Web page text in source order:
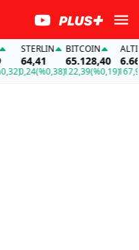
(%0,38)
BITCOIN
65.128,40
122,39(%0,19)
ALTIN
6.660,55
167,96